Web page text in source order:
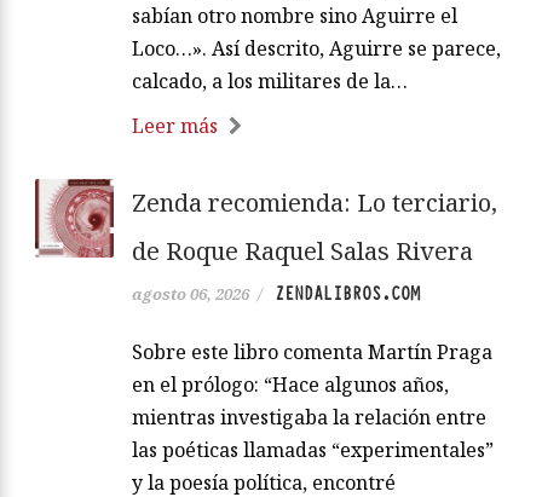
sabían otro nombre sino Aguirre el
Loco…». Así descrito, Aguirre se parece,
calcado, a los militares de la…
Leer más
Zenda recomienda: Lo terciario,
de Roque Raquel Salas Rivera
agosto 06, 2026 / ZENDALIBROS.COM
Sobre este libro comenta Martín Praga
en el prólogo: “Hace algunos años,
mientras investigaba la relación entre
las poéticas llamadas “experimentales”
y la poesía política, encontré